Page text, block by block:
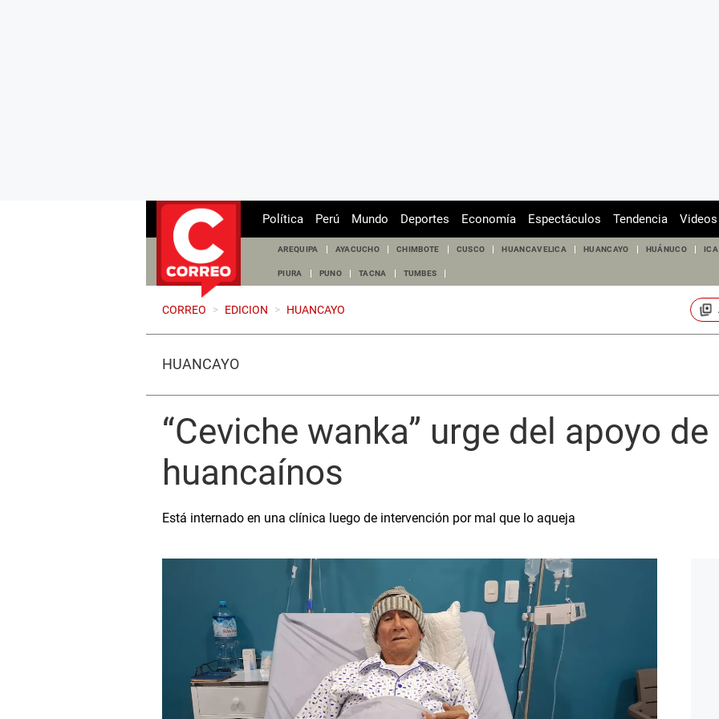
Política Perú Mundo Deportes Economía Espectáculos Tendencia Videos
AREQUIPA AYACUCHO CHIMBOTE CUSCO HUANCAVELICA HUANCAYO HUÁNUCO ICA
PIURA PUNO TACNA TUMBES
CORREO > EDICION > HUANCAYO
HUANCAYO
“Ceviche wanka” urge del apoyo
huancaínos
Está internado en una clínica luego de intervención por mal que lo aqueja